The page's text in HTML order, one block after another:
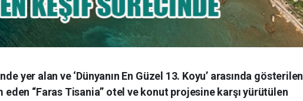
yer alan ve ‘Dünyanın En Güzel 13. Koyu’ arasında gösterilen
eden “Faras Tisania” otel ve konut projesine karşı yürütülen